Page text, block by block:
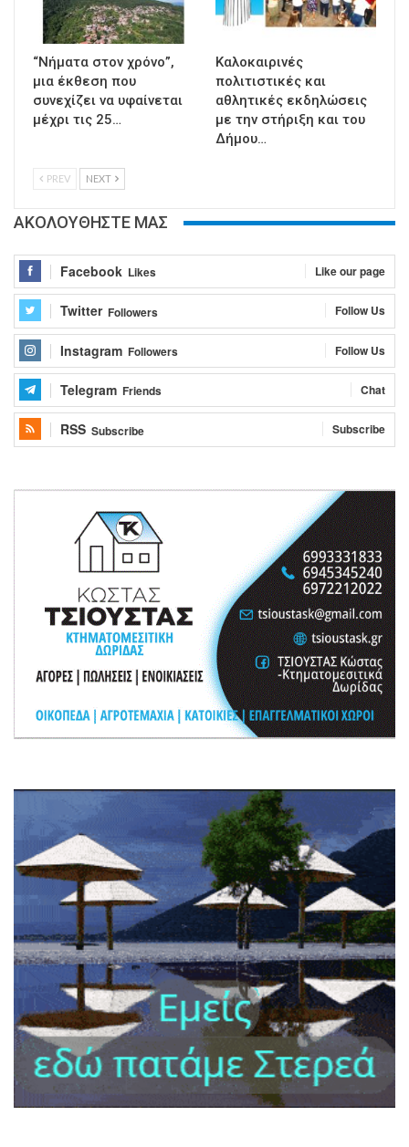
“Νήματα στον χρόνο”,
μια έκθεση που
συνεχίζει να υφαίνεται
μέχρι τις 25…
Καλοκαιρινές
πολιτιστικές και
αθλητικές εκδηλώσεις
με την στήριξη και του
Δήμου…
PREV NEXT
ΑΚΟΛΟΥΘΗΣΤΕ ΜΑΣ
Facebook Likes Like our page
Twitter Followers Follow Us
Instagram Followers Follow Us
Telegram Friends Chat
RSS Subscribe Subscribe